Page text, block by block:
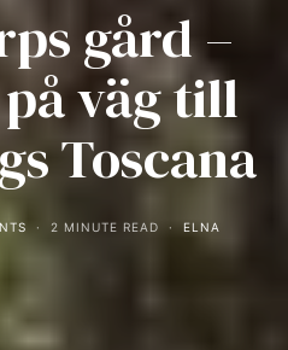
gård –
väg till
Toscana
2 MINUTE READ ELNA